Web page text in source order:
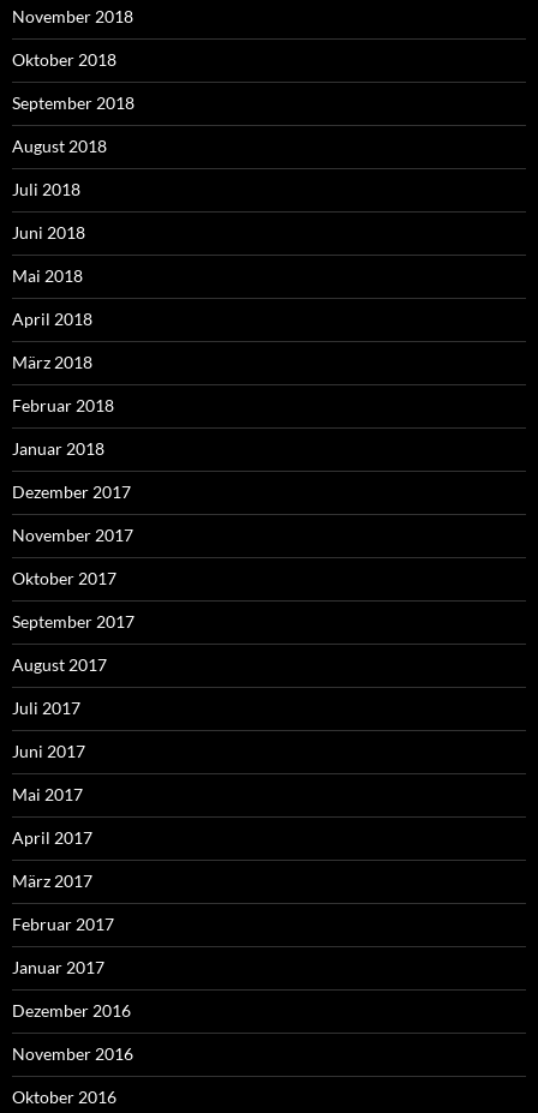
November 2018
Oktober 2018
September 2018
August 2018
Juli 2018
Juni 2018
Mai 2018
April 2018
März 2018
Februar 2018
Januar 2018
Dezember 2017
November 2017
Oktober 2017
September 2017
August 2017
Juli 2017
Juni 2017
Mai 2017
April 2017
März 2017
Februar 2017
Januar 2017
Dezember 2016
November 2016
Oktober 2016